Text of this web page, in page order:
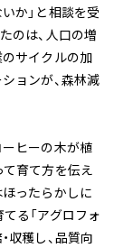
か」と相談を受
のは、人口の増
サイクルの加
ョンが、森林減
ヒーの木が植
育て方を伝え
ったらかしに
る「アグロフォ
収穫し、品質向